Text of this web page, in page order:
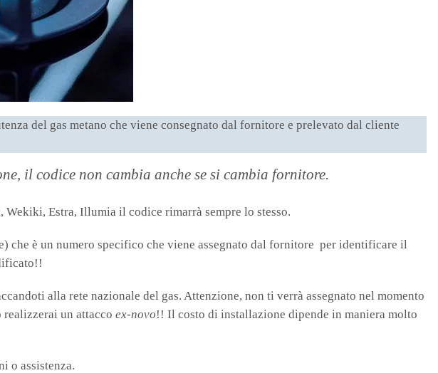
del gas metano che viene consegnato dal fornitore e prelevato dal cliente
il codice non cambia anche se si cambia fornitore.
Wekiki, Estra, Illumia il codice rimarrà sempre lo stesso.
che è un numero specifico che viene assegnato dal fornitore per identificare il
alla rete nazionale del gas. Attenzione, non ti verrà assegnato nel momento
un attacco ex-novo!! Il costo di installazione dipende in maniera molto
o assistenza.